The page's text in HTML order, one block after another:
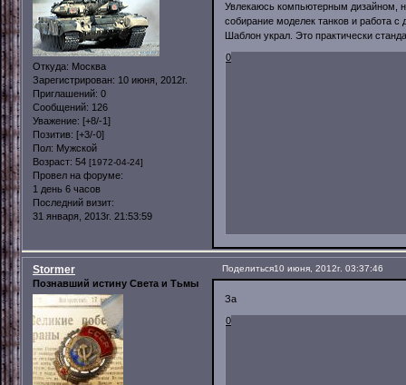
Откуда: Москва
Зарегистрирован: 10 июня, 2012г.
Приглашений: 0
Сообщений: 126
Уважение: [+8/-1]
Позитив: [+3/-0]
Пол: Мужской
Возраст: 54 [1972-04-24]
Провел на форуме:
1 день 6 часов
Последний визит:
31 января, 2013г. 21:53:59
Увлекаюсь компьютерным дизайном,
собирание моделек танков и работа с
Шаблон украл. Это практически
0
Поделиться10 июня, 2012г. 03:37:46
Stormer
Познавший истину Света и Тьмы
За
0